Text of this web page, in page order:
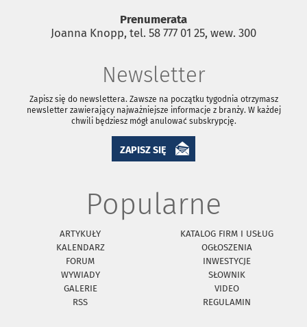
Prenumerata
Joanna Knopp, tel. 58 777 01 25, wew. 300
Newsletter
Zapisz się do newslettera. Zawsze na początku tygodnia otrzymasz
newsletter zawierający najważniejsze informacje z branży. W każdej
chwili będziesz mógł anulować subskrypcję.
ZAPISZ SIĘ
Popularne
ARTYKUŁY
KATALOG FIRM I USŁUG
KALENDARZ
OGŁOSZENIA
FORUM
INWESTYCJE
WYWIADY
SŁOWNIK
GALERIE
VIDEO
RSS
REGULAMIN